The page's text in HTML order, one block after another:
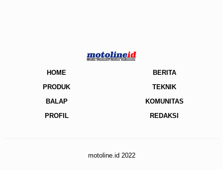
HOME
BERITA
PRODUK
TEKNIK
BALAP
KOMUNITAS
PROFIL
REDAKSI
motoline.id 2022